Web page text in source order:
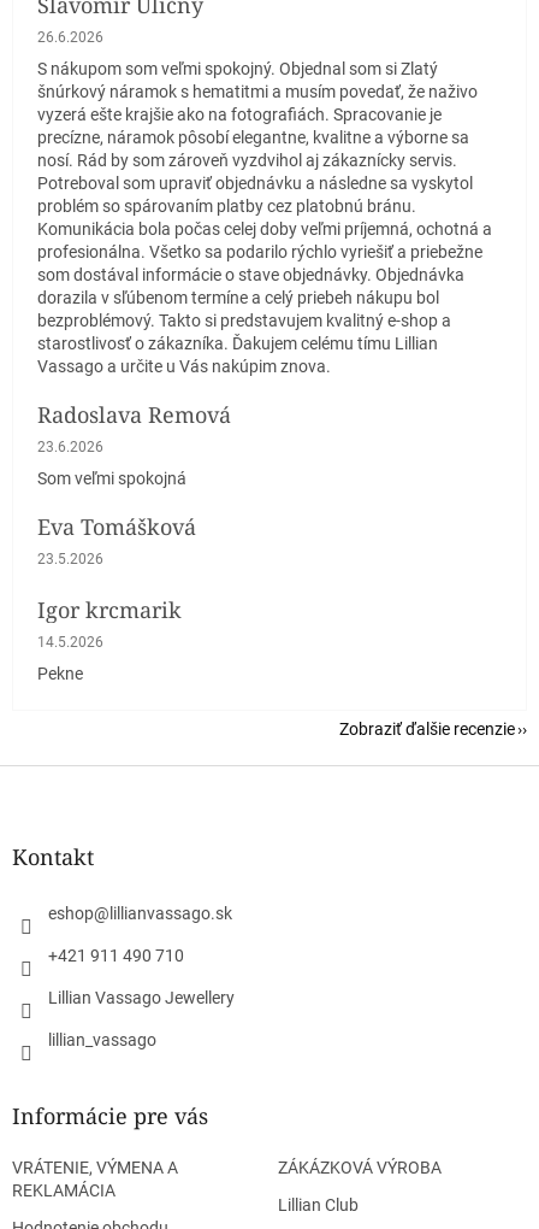
Hodnotenie obchodu je 5 z 5 hviezdičiek.
26.6.2026
S nákupom som veľmi spokojný. Objednal som si Zlatý
šnúrkový náramok s hematitmi a musím povedať, že naživo
vyzerá ešte krajšie ako na fotografiách. Spracovanie je
precízne, náramok pôsobí elegantne, kvalitne a výborne sa
nosí. Rád by som zároveň vyzdvihol aj zákaznícky servis.
Potreboval som upraviť objednávku a následne sa vyskytol
problém so spárovaním platby cez platobnú bránu.
Komunikácia bola počas celej doby veľmi príjemná, ochotná a
profesionálna. Všetko sa podarilo rýchlo vyriešiť a priebežne
som dostával informácie o stave objednávky. Objednávka
dorazila v sľúbenom termíne a celý priebeh nákupu bol
bezproblémový. Takto si predstavujem kvalitný e-shop a
starostlivosť o zákazníka. Ďakujem celému tímu Lillian
Vassago a určite u Vás nakúpim znova.
Radoslava Remová
Hodnotenie obchodu je 5 z 5 hviezdičiek.
23.6.2026
Som veľmi spokojná
Eva Tomášková
Hodnotenie obchodu je 5 z 5 hviezdičiek.
23.5.2026
Igor krcmarik
Hodnotenie obchodu je 5 z 5 hviezdičiek.
14.5.2026
Pekne
Zobraziť ďalšie recenzie
Z
Kontakt
eshop@ lillianvassago.sk
+421 911 490 710
Lillian Vassago Jewellery
lillian_vassago
Informácie pre vás
VRÁTENIE, VÝMENA A
REKLAMÁCIA
ZÁKÁZKOVÁ VÝROBA
Lillian Club